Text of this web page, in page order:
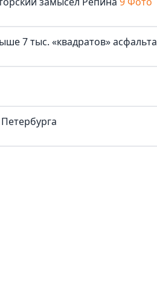
7 тыс. «квадратов» асфальта